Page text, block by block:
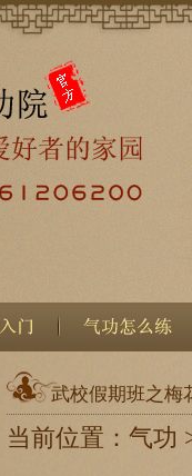
武校假期班之梅
当前位置： 气功